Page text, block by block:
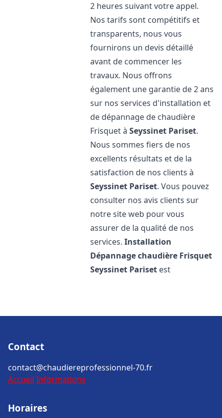
2 heures suivant votre appel.
Nos tarifs sont compétitifs et
transparents, nous vous
fournirons un devis détaillé
avant de commencer les
travaux. Nous offrons
également une garantie de 2 ans
sur nos services d'installation et
de dépannage de chaudière
Frisquet àSeyssinet Pariset.
Nous sommes fiers de nos
excellents résultats et de la
satisfaction de nos clients à
Seyssinet Pariset. Vous pouvez
consulter nos avis clients sur
notre site web pour vous
assurer de la qualité de nos
services.Installation
Dépannage chaudière Frisquet
Seyssinet Pariset est
Contact
contact@chaudiereprofessionnel-70.fr
Accueil Informations
Horaires